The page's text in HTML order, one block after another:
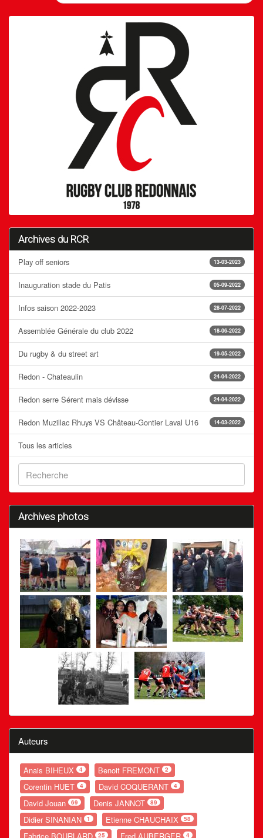
Archives du RCR
13-03-2023
Play off seniors
05-09-2022
Inauguration stade du Patis
28-07-2022
Infos saison 2022-2023
18-06-2022
Assemblée Générale du club 2022
19-05-2022
Du rugby & du street art
24-04-2022
Redon - Chateaulin
24-04-2022
Redon serre Sérent mais dévisse
14-03-2022
Redon Muzillac Rhuys VS Château-Gontier Laval U16
Tous les articles
Archives photos
Auteurs
Anais BIHEUX 4 Benoit FREMONT 2
Corentin HUET 4 David COQUERANT 4
David Jouan 69 Denis JANNOT 89
Didier SINANIAN 1 Etienne CHAUCHAIX 58
25 4